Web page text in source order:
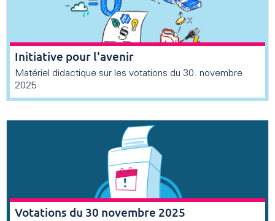
Initiative pour l'avenir
Matériel didactique sur les votations du 30. novembre
2025
Votations du 30 novembre 2025